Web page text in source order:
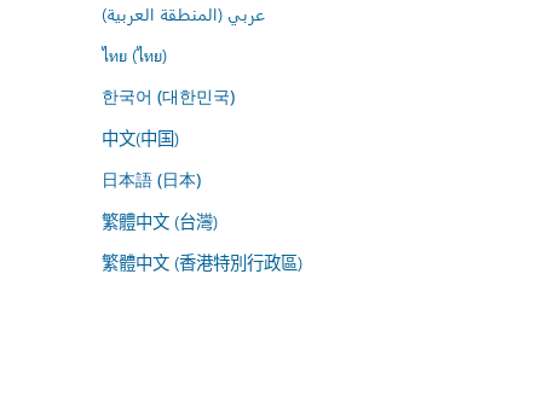
عربي (المنطقة العربية)
ไทย (ไทย)
한국어 (대한민국)
中文(中国)
日本語 (日本)
繁體中文 (台灣)
繁體中文 (香港特別行政區)